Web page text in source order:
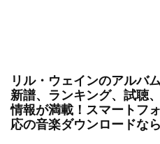
リル・ウェインのアルバ
新譜、ランキング、試聴
情報が満載！スマートフ
応の音楽ダウンロードな